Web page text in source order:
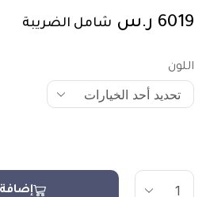
6019 ر.س شامل الضريبة
اللون